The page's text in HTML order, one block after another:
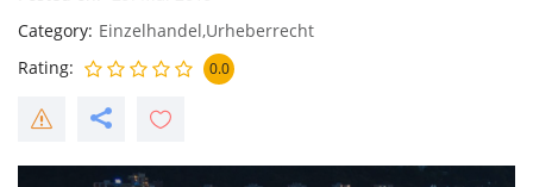
Category Einzelhandel,Urheberrecht
Rating
0.0